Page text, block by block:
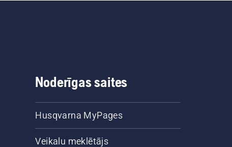
Noderīgas saites
Husqvarna MyPages
Veikalu meklētājs